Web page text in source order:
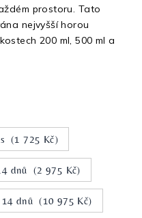
prostoru. Tato
nejvyšší horou
200 ml, 500 ml a
(1 725 Kč)
dnů (2 975 Kč)
dnů (10 975 Kč)